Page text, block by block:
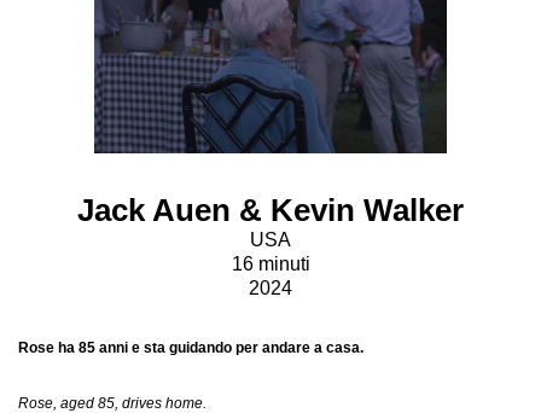
Jack Auen & Kevin Walker
USA
16 minuti
2024
Rose ha 85 anni e sta guidando per andare a casa.
Rose, aged 85, drives home.